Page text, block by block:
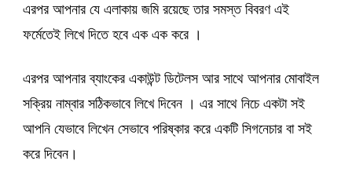
এরপর আপনার যে এলাকায় জমি রয়েছে তার সমস্ত বিবরণ এই
ফর্মেতেই লিখে দিতে হবে এক এক করে ।
এরপর আপনার ব্যাংকের একাউন্ট ডিটেলস আর সাথে আপনার মোবাইল
সক্রিয় নাম্বার সঠিকভাবে লিখে দিবেন । এর সাথে নিচে একটা সই
আপনি যেভাবে লিখেন সেভাবে পরিষ্কার করে একটি সিগনেচার বা সই
করে দিবেন।